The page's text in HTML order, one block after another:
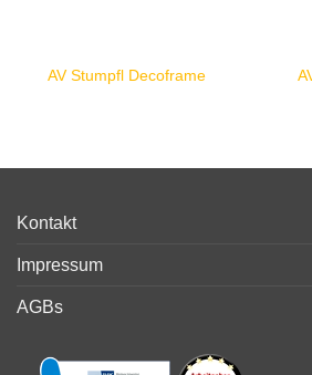
AV Stumpfl Decoframe
Kontakt
Impressum
AGBs